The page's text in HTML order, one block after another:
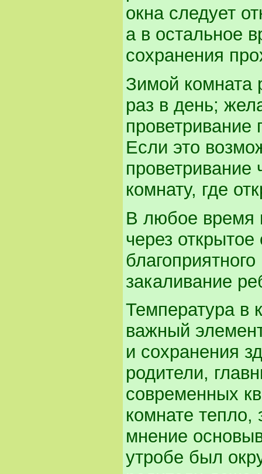
окна следует
а в остальное
сохранения
Зимой комната
раз в день;
проветривание
Если это
комнату, где
В любое время
через
закаливание
Температура в
важный
и сохранения
родители,
современных
комнате тепло,
мнение
утробе был